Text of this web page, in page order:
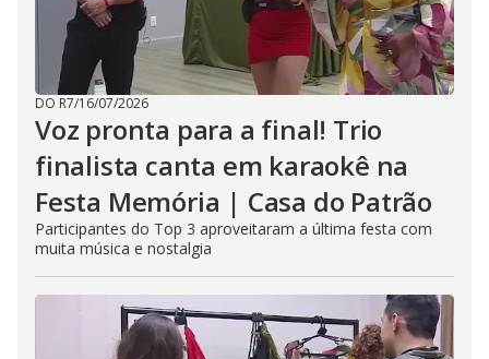
DO R7/16/07/2026
Voz pronta para a final! Trio
finalista canta em karaokê na
Festa Memória | Casa do Patrão
Participantes do Top 3 aproveitaram a última festa com
muita música e nostalgia